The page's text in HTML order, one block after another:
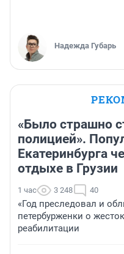
Надежда Губарь
«Было страшно
полицией».
Екатеринбурга
отдыхе в Грузии
1 час 3 248 40
«Год преследовал и
петербурженки о
реабилитации